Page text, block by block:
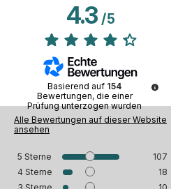
4.3/5
Basierend auf 154
Bewertungen, die einer
Prüfung unterzogen wurden
Alle Bewertungen auf dieser Website
ansehen
5 Sterne
107
4 Sterne
18